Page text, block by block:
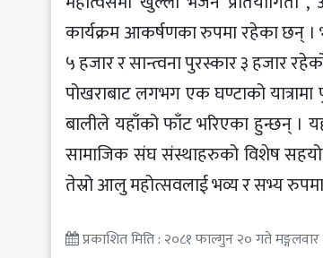
कार्यक्रम आकर्षणका रुपमा रहेका छन् ।
५ हजार र सान्त्वना पुरस्कार ३ हजार
पोखराबाट लगभग एक घण्टाको
बालीले यहाँको फाँट भरिएका हुन्छन् ।
सामाजिक संघ संस्थाहरुको विशेष
तेस्रो आलु महोत्सवलाई भव्य र सभ्य
प्रकाशित मिति : २०८१ फाल्गुन २० गते मङ्गलवार